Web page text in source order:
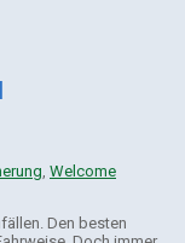
Welcome
Den besten